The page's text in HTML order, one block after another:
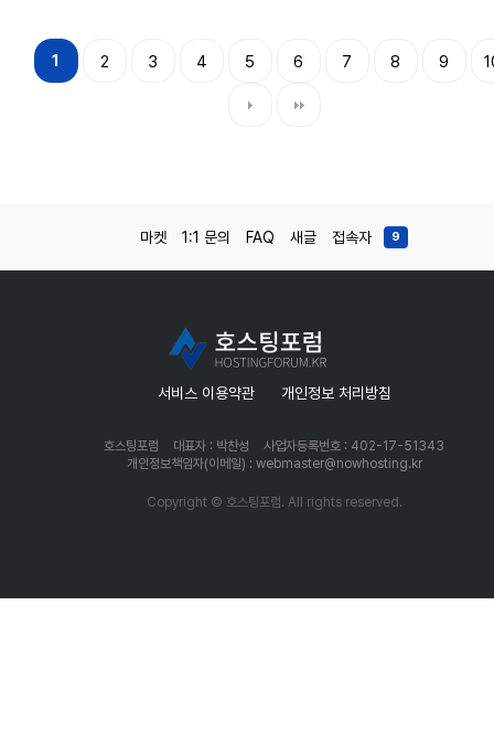
1 2 3 4 5 6 7 8 9
마켓 1:1 문의 FAQ 새글 접속자 9
서비스 이용약관 개인정보 처리방침
호스팅포럼 대표자 : 박찬성
사업자등록번호 : 402-17-51343
개인정보책임자(이메일) : webmaster@nowhosting.kr
Copyright © 호스팅포럼. All rights reserved.